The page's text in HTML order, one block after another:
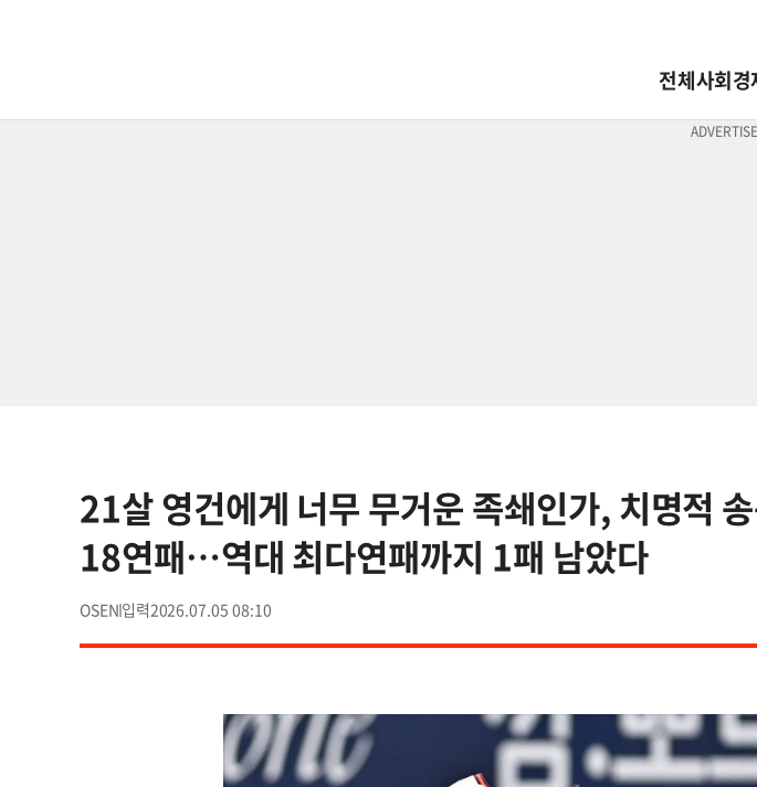
전체사회경
21살 영건에게 너무 무거운 족쇄인가, 치명적
18연패…역대 최다연패까지 1패 남았다
OSEN 2026.07.05 08:10